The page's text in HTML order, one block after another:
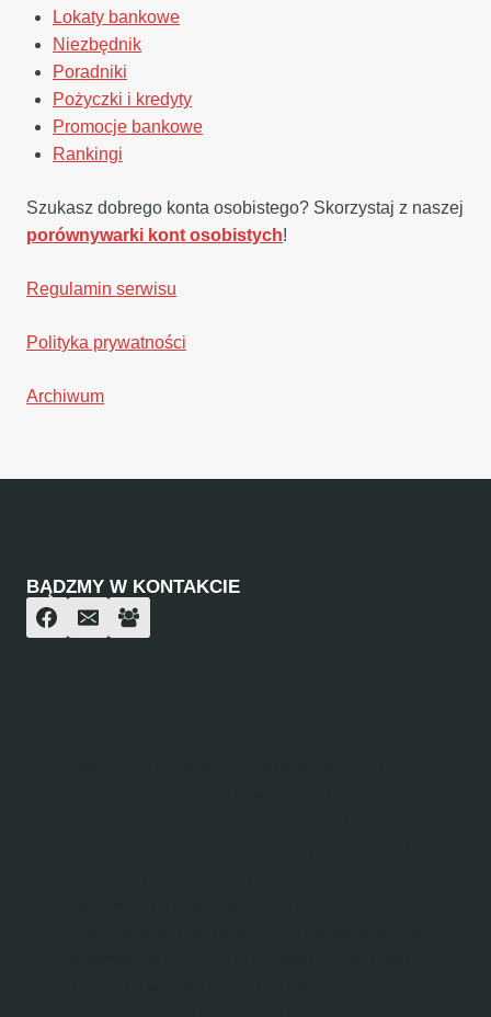
Lokaty bankowe
Niezbędnik
Poradniki
Pożyczki i kredyty
Promocje bankowe
Rankingi
Szukasz dobrego konta osobistego? Skorzystaj z naszej
porównywarki kont osobistych!
Regulamin serwisu
Polityka prywatności
Archiwum
BĄDZMY W KONTAKCIE